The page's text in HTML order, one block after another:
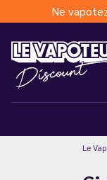
Ne
Le